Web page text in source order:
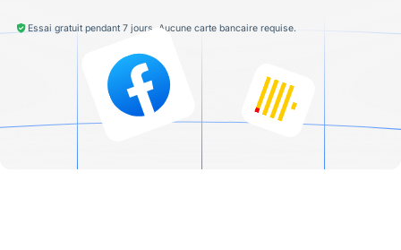
Essai gratuit pendant 7 jours. Aucune carte bancaire requise.